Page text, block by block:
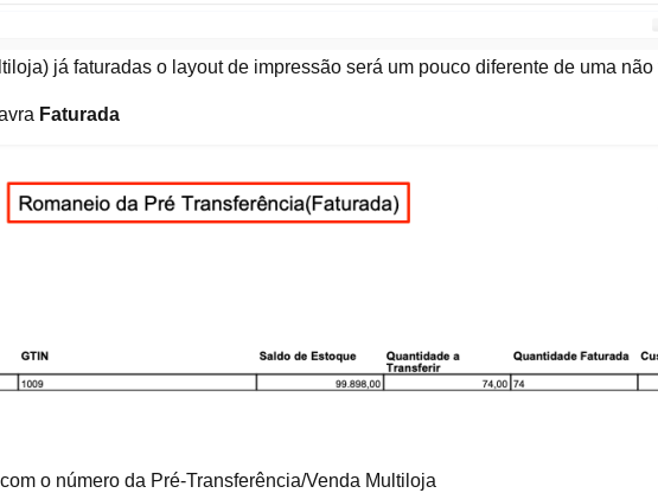
já faturadas o layout de impressão será um pouco diferente de uma não
Faturada
o número da Pré-Transferência/Venda Multiloja